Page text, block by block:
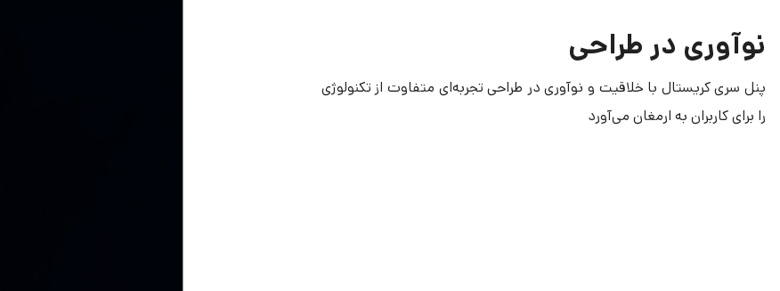
نوآوری در طراحی
پنل سری کریستال با خلاقیت و نوآوری در طراحی تجربه‌ای متفاوت از تکنولوژی
را برای کاربران به ارمغان می‌آورد